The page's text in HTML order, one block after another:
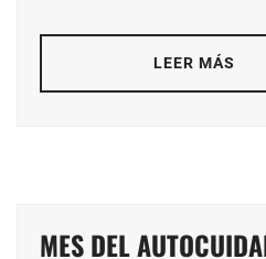
LEER MÁS
MES DEL